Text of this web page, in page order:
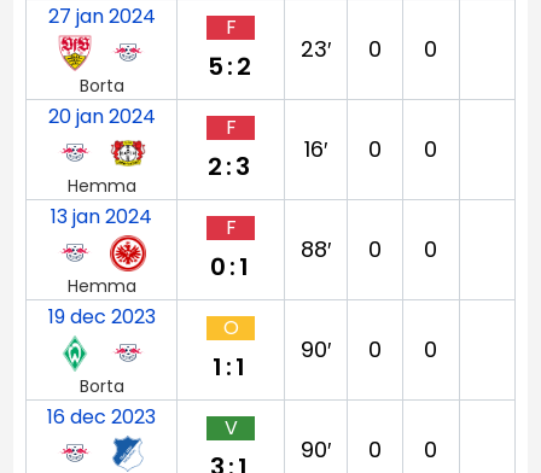
27 jan 2024
Borta
F
5:2
23′ 0 0
20 jan 2024
Hemma
F
2:3
16′ 0 0
13 jan 2024
Hemma
F
0:1
88′ 0 0
19 dec 2023
Borta
O
1:1
90′ 0 0
16 dec 2023 V
90′ 0 0